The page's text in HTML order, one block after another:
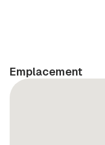
Emplacement